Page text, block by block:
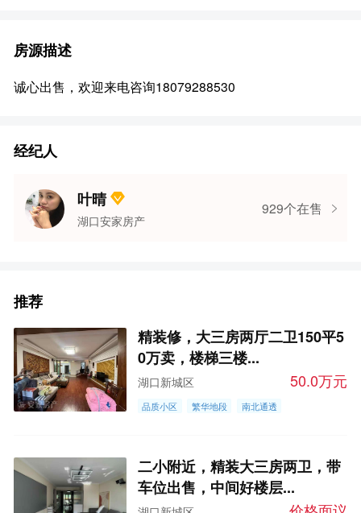
房源描述
诚心出售，欢迎来电咨询18079288530
经纪人
叶晴
湖口安家房产
929个在售
推荐
精装修，大三房两厅二卫150平5
0万卖，楼梯三楼...
湖口新城区 50.0万元
品质小区 繁华地段 南北通透
二小附近，精装大三房两卫，带
车位出售，中间好楼层...